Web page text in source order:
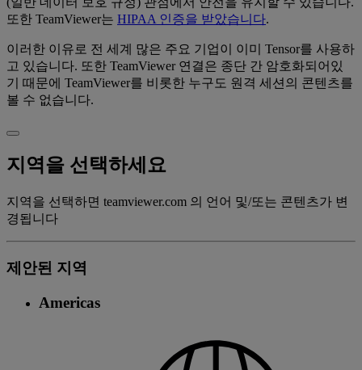
또한 TeamViewer는 HIPAA 인증을 받았습니다.
이러한 이유로 전 세계 많은 주요 기업이 이미 Tensor를 사용하
고 있습니다. 또한 TeamViewer 연결은 종단 간 암호화되어있
기 때문에 TeamViewer를 비롯한 누구도 원격 세션의 콘텐츠를
볼 수 없습니다.
지역을 선택하세요
지역을 선택하면 teamviewer.com 의 언어 및/또는 콘텐츠가 변
경됩니다
제안된 지역
Americas